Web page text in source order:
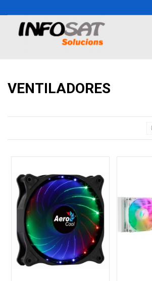
VENTILADORES